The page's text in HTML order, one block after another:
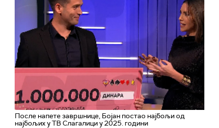
После напете завршнице, Бојан постао најбољи од
најбољих у ТВ Слагалици у 2025. години